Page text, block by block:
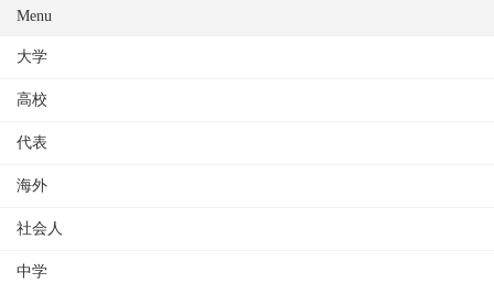
Menu
大学
高校
代表
海外
社会人
中学